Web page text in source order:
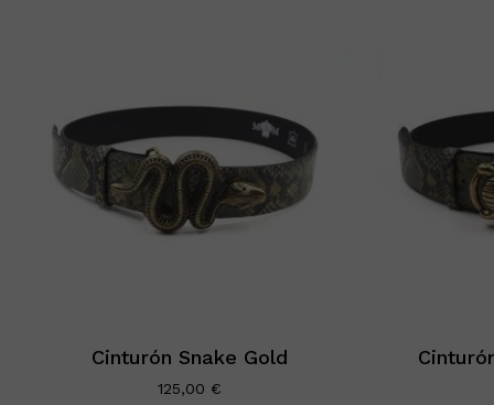
Cinturón Snake Gold
125,00 €